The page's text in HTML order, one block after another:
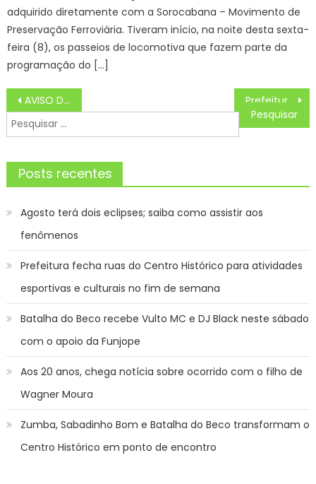
adquirido diretamente com a Sorocabana – Movimento de
Preservação Ferroviária. Tiveram início, na noite desta sexta-
feira (8), os passeios de locomotiva que fazem parte da
programação do […]
Navegação
de
Post
AVISO DE LICITAÇÃO PREGÃO ELETRÔNICO Nº. 01/2025 – CONTRATAÇÃO DE PESSOA JURÍDICA ESPECIALIZADA PARA PRESTAÇÃO DE SERVIÇOS DE SEGURO DE VIDA E ACIDENTES PESSOAIS DO TIPO COLETIVO PARA OS TURISTAS VISITANTES DURANTE A SUA PERMANÊNCIA NOS ATRATIVOS DE TURISMO NO MUNICÍPIO DE BONITO/MS. – Prefeitura Municipal de Bonito
Prefeitura de Guaratinguetá inaugura a Farmácia Municipal na UPA – Prefeitura Estância Turística Guaratinguetá
Pesquisar
por:
Posts recentes
Agosto terá dois eclipses; saiba como assistir aos
fenômenos
Prefeitura fecha ruas do Centro Histórico para atividades
esportivas e culturais no fim de semana
Batalha do Beco recebe Vulto MC e DJ Black neste sábado
com o apoio da Funjope
Aos 20 anos, chega notícia sobre ocorrido com o filho de
Wagner Moura
Zumba, Sabadinho Bom e Batalha do Beco transformam o
Centro Histórico em ponto de encontro